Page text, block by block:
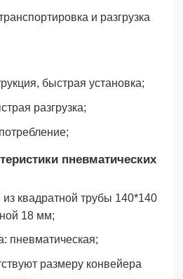
и разгрузка
быстрая установка;
разгрузка;
пневматических
из квадратной трубы 140*140
18 мм;
пневматическая;
размеру конвейера